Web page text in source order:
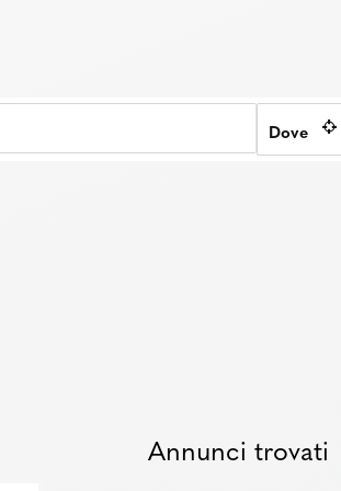
Dove
Annunci trovati